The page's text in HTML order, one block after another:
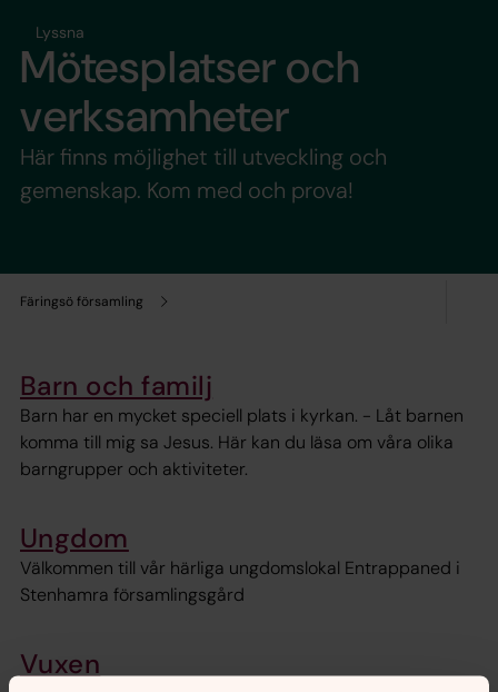
Färingsö församling
Lyssna
Mötesplatser och
verksamheter
Här finns möjlighet till utveckling och
gemenskap. Kom med och prova!
Barn och familj
Barn har en mycket speciell plats i kyrkan. - Låt barnen
komma till mig sa Jesus. Här kan du läsa om våra olika
barngrupper och aktiviteter.
Ungdom
Välkommen till vår härliga ungdomslokal Entrappaned i
Stenhamra församlingsgård
Vuxen